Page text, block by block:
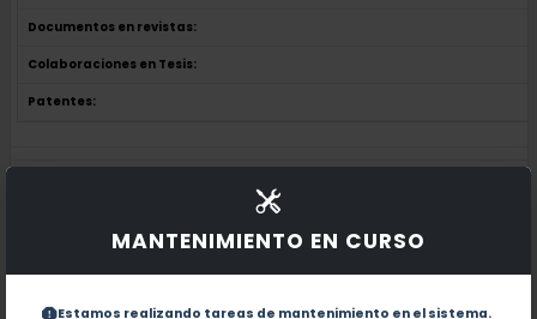
MANTENIMIENTO EN CURSO
Estamos realizando tareas de mantenimiento en el sistema.
Documentos en revistas:
Colaboraciones en Tesis:
Patentes: